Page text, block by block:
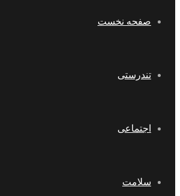
صفحه نخست
تندرستی
اجتماعی
سلامت